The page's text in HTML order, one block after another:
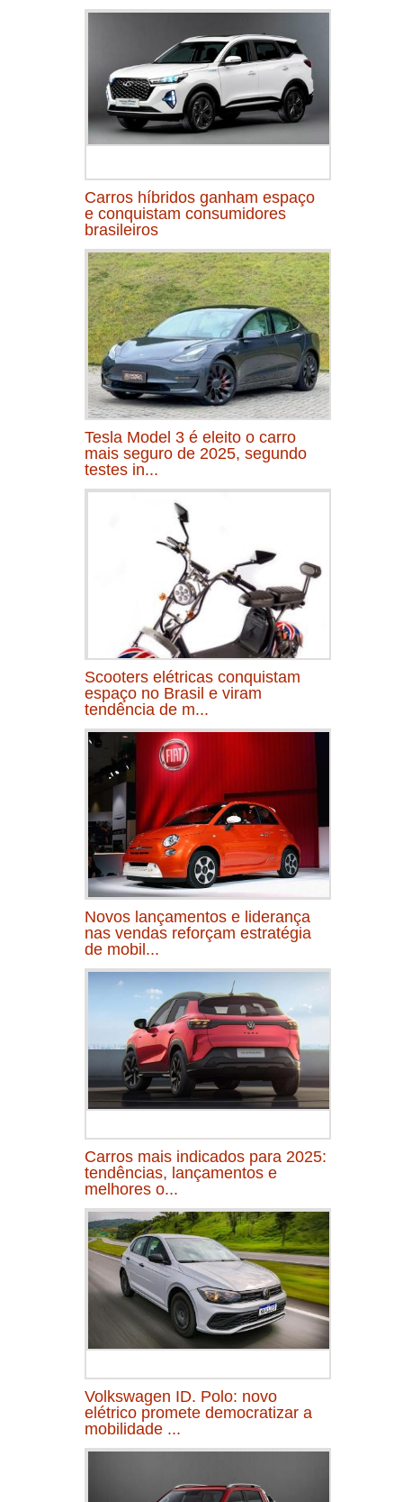
Carros híbridos ganham espaço
e conquistam consumidores
brasileiros
Tesla Model 3 é eleito o carro
mais seguro de 2025, segundo
testes in...
Scooters elétricas conquistam
espaço no Brasil e viram
tendência de m...
Novos lançamentos e liderança
nas vendas reforçam estratégia
de mobil...
Carros mais indicados para 2025:
tendências, lançamentos e
melhores o...
Volkswagen ID. Polo: novo
elétrico promete democratizar a
mobilidade ...